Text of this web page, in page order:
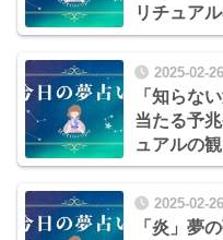
リチュア
2025-02-26
「知らな
当たる予
ュアルの
2025-02-26
「炎」夢